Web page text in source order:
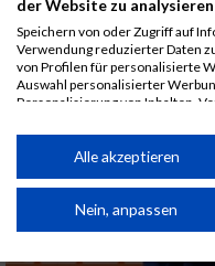
ALBUM B2RUN
der Website zu
Speichern von oder Zugriff auf
Verwendung reduzierter Daten
von Profilen für personalisierte
Auswahl personalisierter
Personalisierung von Inhalten.
Performance von Inhalten.
Kombinationen von Daten aus
von Inhalten.
Daten können außerhalb der
Alle akzeptieren
Nein, anpassen